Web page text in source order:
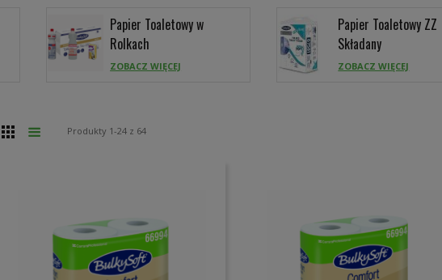
Papier Toaletowy w
Rolkach
ZOBACZ WIĘCEJ
Papier Toaletowy ZZ
Składany
ZOBACZ WIĘCEJ
Siatka
ListaProdukty 1-24 z 64